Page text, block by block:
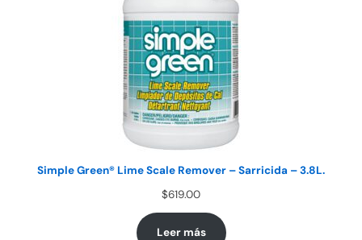
Simple Green® Lime Scale Remover – Sarricida – 3.8L.
$619.00
Leer más